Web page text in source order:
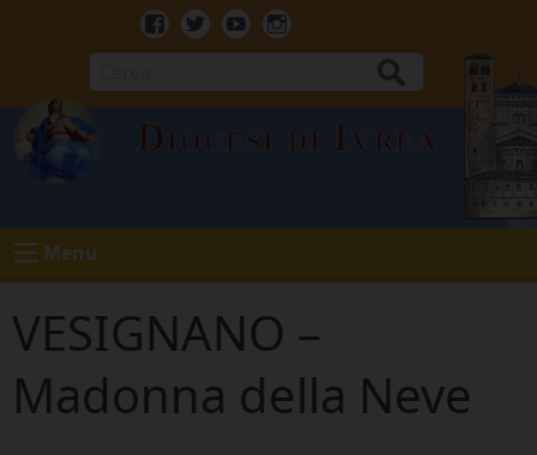
Facebook
TwitterYoutubeInstagram
Diocesi di Ivrea
Menu
VESIGNANO –
Madonna della Neve